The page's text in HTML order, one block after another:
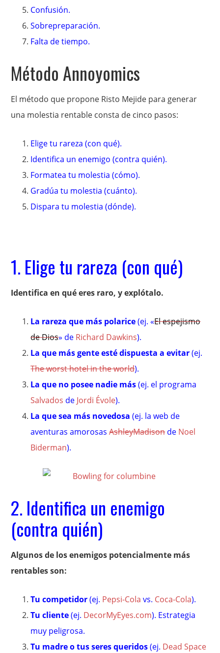
Confusión.
Sobrepreparación.
Falta de tiempo.
Método Annoyomics
El método que propone Risto Mejide para generar
una molestia rentable consta de cinco pasos:
Elige tu rareza (con qué).
Identifica un enemigo (contra quién).
Formatea tu molestia (cómo).
Gradúa tu molestia (cuánto).
Dispara tu molestia (dónde).
1. Elige tu rareza (con qué)
Identifica en qué eres raro, y explótalo.
La rareza que más polarice(ej. «El espejismo
de Dios» de Richard Dawkins).
La que más gente esté dispuesta a evitar(ej.
The worst hotel in the world).
La que no posee nadie más(ej. el programa
Salvados de Jordi Évole).
La que sea más novedosa (ej. la web de
aventuras amorosasAshleyMadisonde Noel
Biderman).
2. Identifica un enemigo
(contra quién)
Algunos de los enemigos potencialmente más
rentables son:
Tu competidor(ej. Pepsi-Cola vs. Coca-Cola).
Tu cliente(ej. DecorMyEyes.com). Estrategia
muy peligrosa.
Tu madre o tus seres queridos(ej. Dead Space